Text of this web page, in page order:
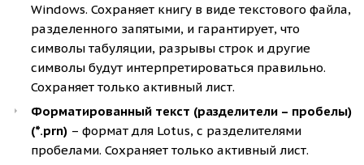
Windows. Сохраняет книгу в виде текстового файла,
разделенного запятыми, и гарантирует, что
символы табуляции, разрывы строк и другие
символы будут интерпретироваться правильно.
Сохраняет только активный лист.
Форматированный текст (разделители – пробелы)
(*.prn) – формат для Lotus, с разделителями
пробелами. Сохраняет только активный лист.